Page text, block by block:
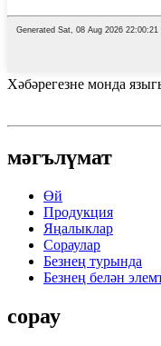
Хәбәрегезне монда
мәгълүмат
Өй
Продукция
Яңалыклар
Сораулар
Безнең турында
Безнең белән
сорау